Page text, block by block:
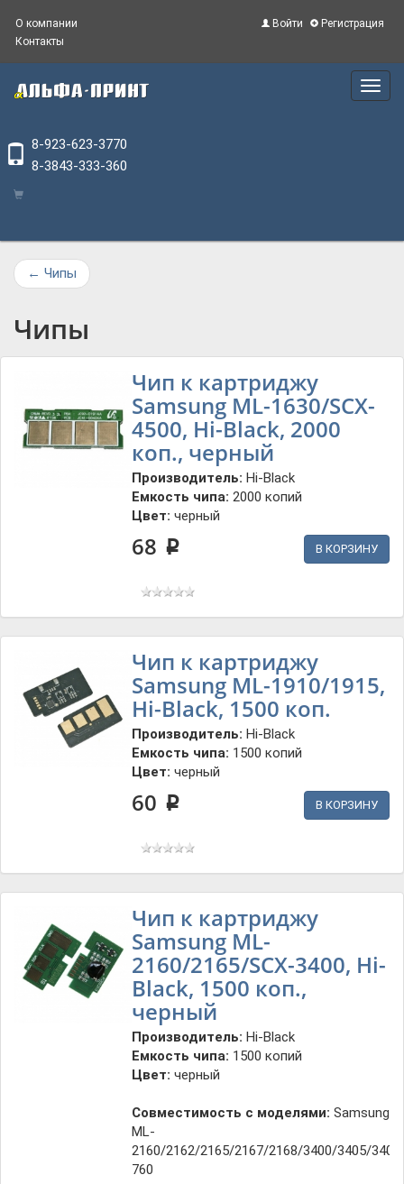
Войти Регистрация
О компании
Контакты
Main
Menu
8-923-623-3770
8-3843-333-360
← Чипы
Чипы
Чип к картриджу
Samsung ML-1630/SCX-
4500, Hi-Black, 2000
коп., черный
Производитель: Hi-Black
Емкость чипа: 2000 копий
Цвет: черный
68 p В КОРЗИНУ
Чип к картриджу
Samsung ML-1910/1915,
Hi-Black, 1500 коп.
Производитель: Hi-Black
Емкость чипа: 1500 копий
Цвет: черный
60 p В КОРЗИНУ
Чип к картриджу
Samsung ML-
2160/2165/SCX-3400, Hi-
Black, 1500 коп.,
черный
Производитель: Hi-Black
Емкость чипа: 1500 копий
Цвет: черный
Совместимость с моделями: Samsung
ML-
2160/2162/2165/2167/2168/3400/3405/
760